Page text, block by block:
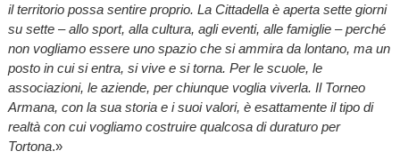
il territorio possa sentire proprio. La Cittadella è aperta sette giorni
su sette – allo sport, alla cultura, agli eventi, alle famiglie – perché
non vogliamo essere uno spazio che si ammira da lontano, ma un
posto in cui si entra, si vive e si torna. Per le scuole, le
associazioni, le aziende, per chiunque voglia viverla. Il Torneo
Armana, con la sua storia e i suoi valori, è esattamente il tipo di
realtà con cui vogliamo costruire qualcosa di duraturo per
Tortona.»